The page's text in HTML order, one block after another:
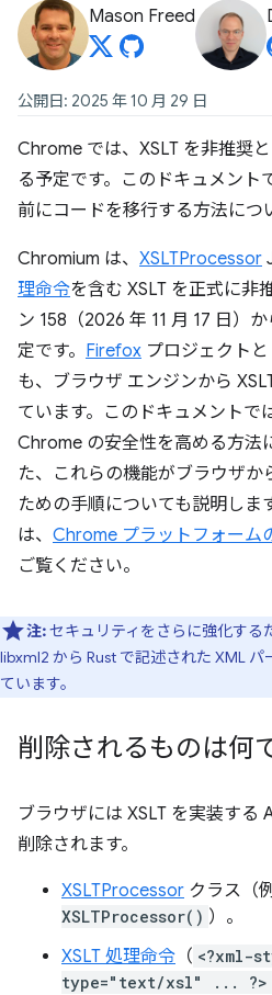
Mason Freed
公開日: 2025 年 10 月 29 日
Chrome では、XSLT を非推奨
る予定です。このドキュメント
前にコードを移行する方法につ
Chromium は、 XSLTProcessor
理命令を含む XSLT を正式に非
ン 158（2026 年 11 月 17 日）
定です。 Firefox プロジェクトと
も、ブラウザ エンジンから
ています。このドキュメントで
Chrome の安全性を高める方法
た、これらの機能がブラウザか
ための手順についても説明しま
は、 Chrome プラットフォーム
ご覧ください。
注:セキュリティをさらに強化する
libxml2 から Rust で記述された XML
ています。
削除されるものは何
ブラウザには XSLT を実装する
削除されます。
XSLTProcessor クラス（
XSLTProcessor() ）。
XSLT 処理命令 （ <?xml-
type="text/xsl" ... ?>